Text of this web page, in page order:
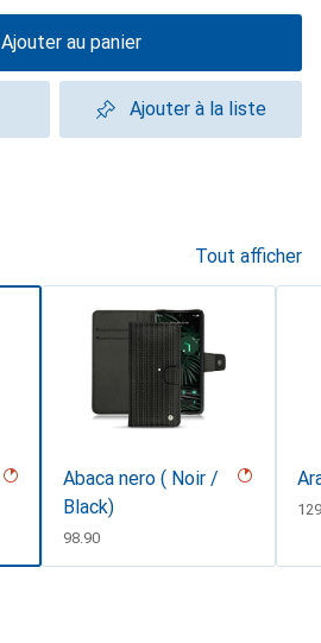
Ajouter au panier
Ajouter à la liste
Tout afficher
Abaca nero ( Noir /
Black)
CHF
98.90